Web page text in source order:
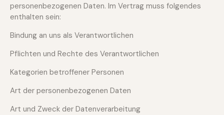
personenbezogenen Daten. Im Vertrag muss folgendes
enthalten sein:
Bindung an uns als Verantwortlichen
Pflichten und Rechte des Verantwortlichen
Kategorien betroffener Personen
Art der personenbezogenen Daten
Art und Zweck der Datenverarbeitung